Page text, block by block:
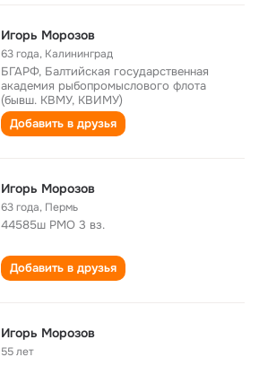
Игорь Морозов
63 года, Калининград
БГАРФ, Балтийская государственная
академия рыбопромыслового флота
(бывш. КВМУ, КВИМУ)
Добавить в друзья
Игорь Морозов
63 года, Пермь
44585ш РМО 3 вз.
Добавить в друзья
Игорь Морозов
55 лет